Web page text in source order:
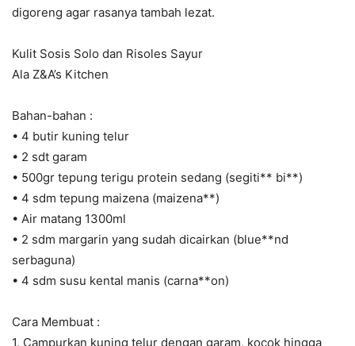
digoreng agar rasanya tambah lezat.
Kulit Sosis Solo dan Risoles Sayur
Ala Z&A’s Kitchen
Bahan-bahan :
• 4 butir kuning telur
• 2 sdt garam
• 500gr tepung terigu protein sedang (segiti** bi**)
• 4 sdm tepung maizena (maizena**)
• Air matang 1300ml
• 2 sdm margarin yang sudah dicairkan (blue**nd
serbaguna)
• 4 sdm susu kental manis (carna**on)
Cara Membuat :
1. Campurkan kuning telur dengan garam, kocok hingga